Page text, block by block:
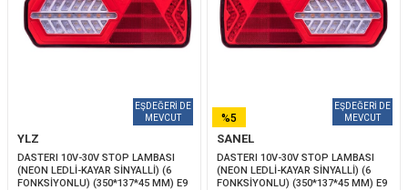
YLZ
DASTERI 10V-30V STOP LAMBASI
(NEON LEDLİ-KAYAR SİNYALLİ) (6
FONKSİYONLU) (350*137*45 MM) E9
SANEL
DASTERI 10V-30V STOP LAMBASI
(NEON LEDLİ-KAYAR SİNYALLİ) (6
FONKSİYONLU) (350*137*45 MM) E9
%5
İNDIRIM